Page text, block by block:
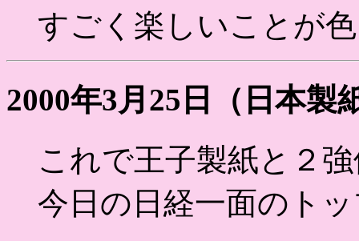
すごく楽しいことが
2000年3月25日（日本製
これで王子製紙と２
今日の日経一面のトッ